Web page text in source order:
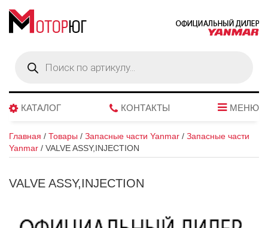
товаров
КАТАЛОГ КОНТАКТЫ МЕНЮ
Главная / Товары / Запасные части Yanmar / Запасные части
Yanmar / VALVE ASSY,INJECTION
VALVE ASSY,INJECTION